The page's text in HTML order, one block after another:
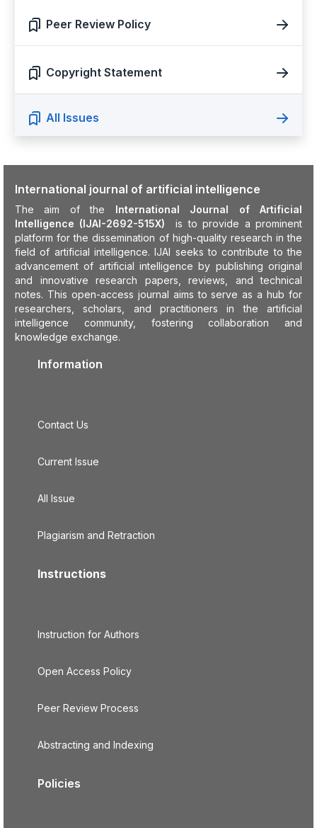
Peer Review Policy
Copyright Statement
All Issues
International journal of artificial intelligence
The aim of the International Journal of Artificial
Intelligence (IJAI-2692-515X)
is to provide a prominent
platform for the dissemination of high-quality research in the
field of artificial intelligence. IJAI seeks to contribute to the
advancement of artificial intelligence by publishing original
and innovative research papers, reviews, and technical
notes. This open-access journal aims to serve as a hub for
researchers, scholars, and practitioners in the artificial
intelligence community, fostering collaboration and
knowledge exchange.
Information
Contact Us
Current Issue
All Issue
Plagiarism and Retraction
Instructions
Instruction for Authors
Open Access Policy
Peer Review Process
Abstracting and Indexing
Policies